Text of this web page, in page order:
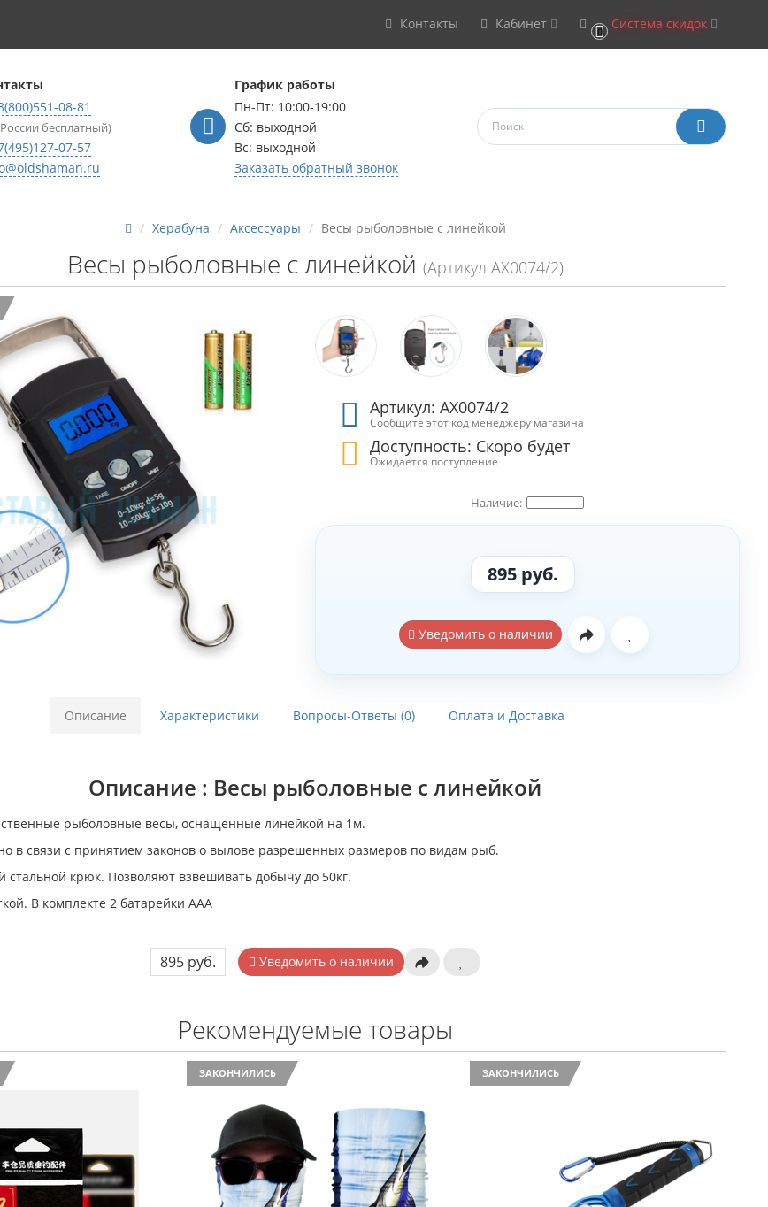
Контакты Кабинет 0 Система скидок
08-81
бесплатный)
07-57
График работы
Пн-Пт: 10:00-19:00
Сб: выходной
Вс: выходной
Заказать обратный звонок
Херабуна Аксессуары Весы рыболовные с линейкой
Весы рыболовные с линейкой (Артикул АХ0074/2)
Артикул: АХ0074/2
Сообщите этот код менеджеру магазина
Доступность: Скоро будет
Ожидается поступление
895 руб.
Уведомить о наличии
Описание Характеристики Вопросы-Ответы (0) Оплата и Доставка
Описание : Весы рыболовные с линейкой
рыболовные весы, оснащенные линейкой на 1м.
в связи с принятием законов о вылове разрешенных размеров по видам рыб.
крюк. Позволяют взвешивать добычу до 50кг.
В комплекте 2 батарейки ААА
895 руб. Уведомить о наличии
Рекомендуемые товары
ЗАКОНЧИЛИСЬ ЗАКОНЧИЛИСЬ